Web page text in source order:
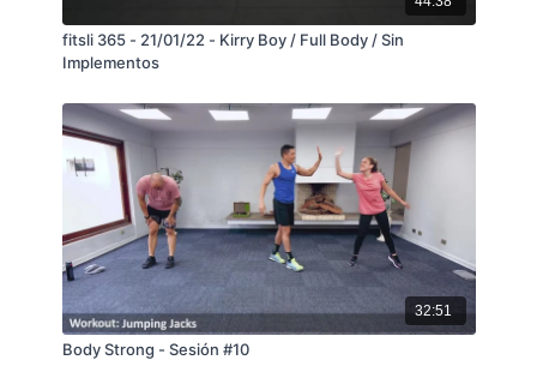
fitsli 365 - 21/01/22 - Kirry Boy / Full Body / Sin
Implementos
32:51
Body Strong - Sesión #10